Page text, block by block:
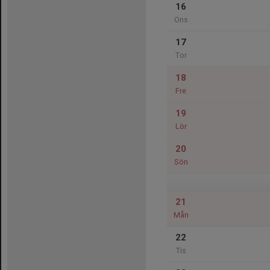
16
Ons
17
Tor
18
Fre
19
Lör
20
Sön
21
Mån
22
Tis